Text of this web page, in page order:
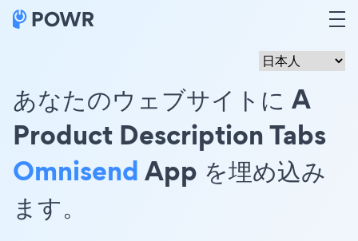
あなたのウェブサイトに A
Product Description Tabs
OmnisendApp を埋め込み
ます。